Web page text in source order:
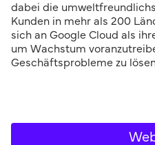
dabei die
Kunden in mehr als 200
sich an Google Cloud als
um Wachstum
Geschäftsprobleme zu